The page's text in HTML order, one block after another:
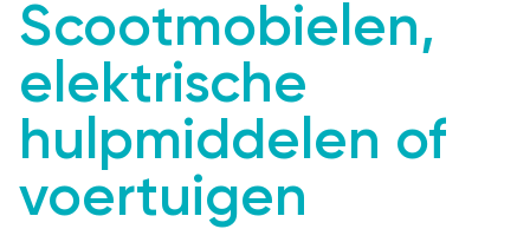
Scootmobielen,
elektrische
hulpmiddelen of
voertuigen